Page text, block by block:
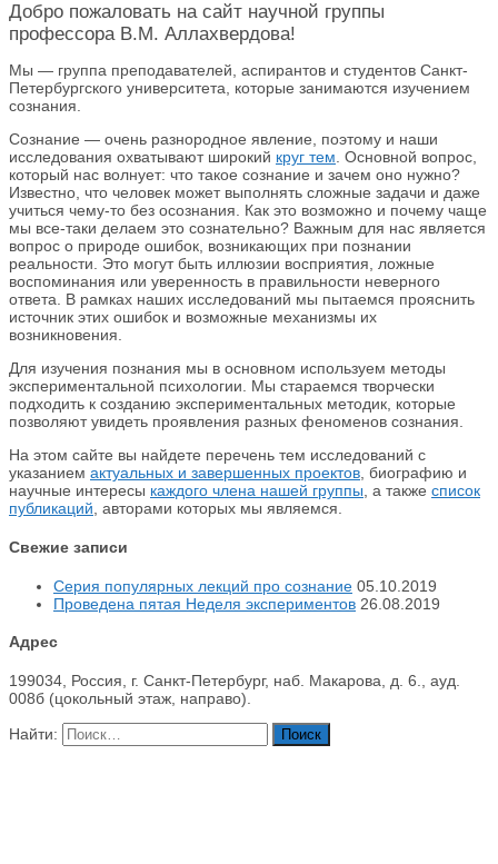
Добро пожаловать на сайт научной группы
профессора В.М. Аллахвердова!
Мы — группа преподавателей, аспирантов и студентов Санкт-
Петербургского университета, которые занимаются изучением
сознания.
Сознание — очень разнородное явление, поэтому и наши
исследования охватывают широкий круг тем. Основной вопрос,
который нас волнует: что такое сознание и зачем оно нужно?
Известно, что человек может выполнять сложные задачи и даже
учиться чему-то без осознания. Как это возможно и почему чаще
мы все-таки делаем это сознательно? Важным для нас является
вопрос о природе ошибок, возникающих при познании
реальности. Это могут быть иллюзии восприятия, ложные
воспоминания или уверенность в правильности неверного
ответа. В рамках наших исследований мы пытаемся прояснить
источник этих ошибок и возможные механизмы их
возникновения.
Для изучения познания мы в основном используем методы
экспериментальной психологии. Мы стараемся творчески
подходить к созданию экспериментальных методик, которые
позволяют увидеть проявления разных феноменов сознания.
На этом сайте вы найдете перечень тем исследований с
указанием актуальных и завершенных проектов, биографию и
научные интересы каждого члена нашей группы, а также список
публикаций, авторами которых мы являемся.
Свежие записи
Серия популярных лекций про сознание 05.10.2019
Проведена пятая Неделя экспериментов 26.08.2019
Адрес
199034, Россия, г. Санкт-Петербург, наб. Макарова, д. 6., ауд.
008б (цокольный этаж, направо).
Найти: